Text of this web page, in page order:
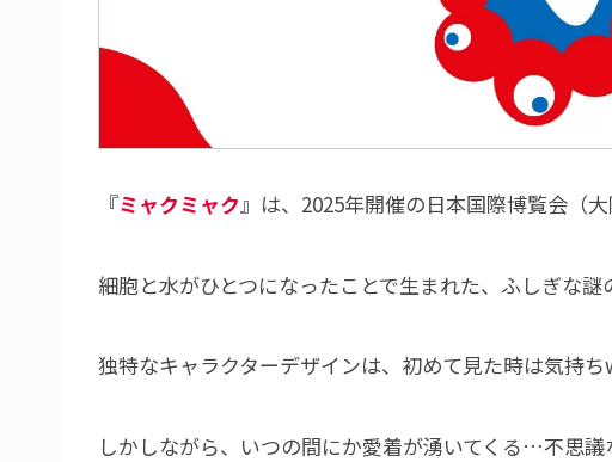
『ミャクミャク』は、2025年開催の日本国際博覧会（
細胞と水がひとつになったことで生まれた、ふしぎな謎
独特なキャラクターデザインは、初めて見た時は気持
しかしながら、いつの間にか愛着が湧いてくる…不思議